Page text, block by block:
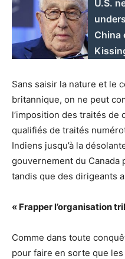
U.S.
China
Sans saisir la nature et le
britannique, on ne peut
l’imposition des traités de
qualifiés de traités
Indiens jusqu’à la
gouvernement du Canada
tandis que des dirigeants
« Frapper l’organisation
Comme dans toute
pour faire en sorte que